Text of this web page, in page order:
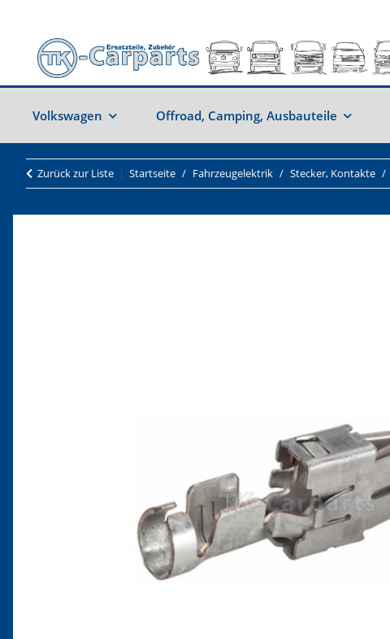
Volkswagen Offroad, Camping, Ausbauteile
Zurück zur Liste Startseite Fahrzeugelektrik Stecker, Kontakte